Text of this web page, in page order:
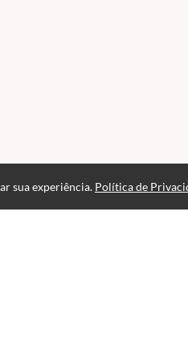
sua experiência. Política de